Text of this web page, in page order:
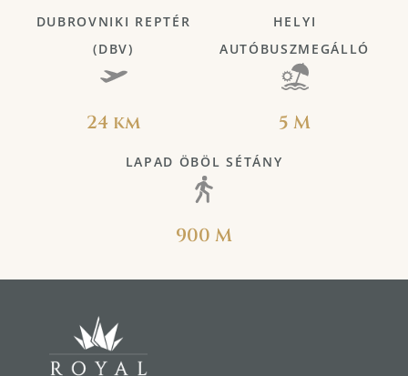
DUBROVNIKI REPTÉR
(DBV)
24 km
HELYI
AUTÓBUSZMEGÁLLÓ
5 M
LAPAD ÖBÖL SÉTÁNY
900 M